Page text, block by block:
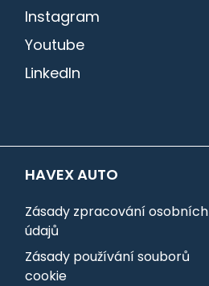
Instagram
Youtube
LinkedIn
HAVEX AUTO
Zásady zpracování osobních
údajů
Zásady používání souborů
cookie